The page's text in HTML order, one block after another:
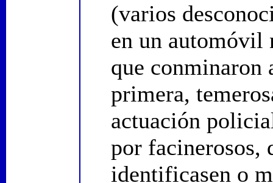
(varios
en un automóvil
que conminaron
primera,
actuación
por facinerosos,
identificasen o